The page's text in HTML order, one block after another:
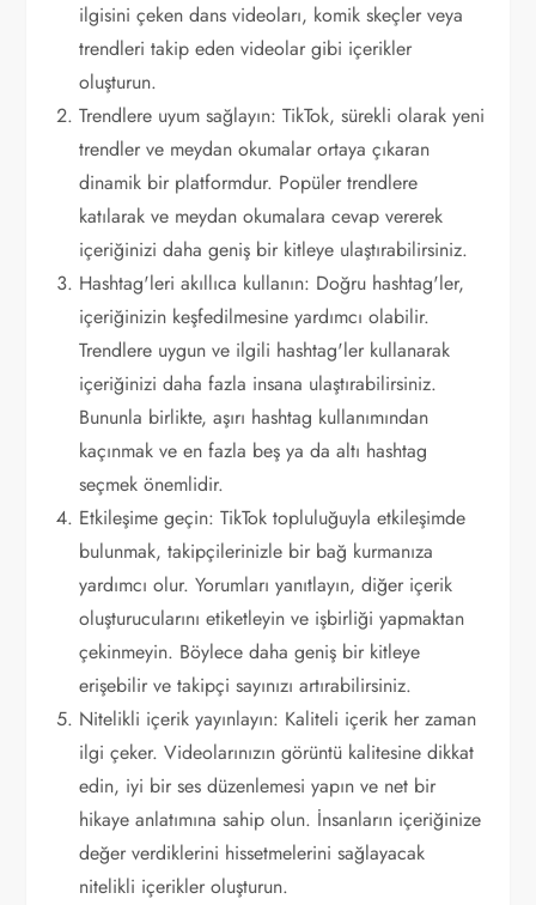
ilgisini çeken dans videoları, komik skeçler veya
trendleri takip eden videolar gibi içerikler
oluşturun.
Trendlere uyum sağlayın: TikTok, sürekli olarak yeni
trendler ve meydan okumalar ortaya çıkaran
dinamik bir platformdur. Popüler trendlere
katılarak ve meydan okumalara cevap vererek
içeriğinizi daha geniş bir kitleye ulaştırabilirsiniz.
Hashtag'leri akıllıca kullanın: Doğru hashtag'ler,
içeriğinizin keşfedilmesine yardımcı olabilir.
Trendlere uygun ve ilgili hashtag'ler kullanarak
içeriğinizi daha fazla insana ulaştırabilirsiniz.
Bununla birlikte, aşırı hashtag kullanımından
kaçınmak ve en fazla beş ya da altı hashtag
seçmek önemlidir.
Etkileşime geçin: TikTok topluluğuyla etkileşimde
bulunmak, takipçilerinizle bir bağ kurmanıza
yardımcı olur. Yorumları yanıtlayın, diğer içerik
oluşturucularını etiketleyin ve işbirliği yapmaktan
çekinmeyin. Böylece daha geniş bir kitleye
erişebilir ve takipçi sayınızı artırabilirsiniz.
Nitelikli içerik yayınlayın: Kaliteli içerik her zaman
ilgi çeker. Videolarınızın görüntü kalitesine dikkat
edin, iyi bir ses düzenlemesi yapın ve net bir
hikaye anlatımına sahip olun. İnsanların içeriğinize
değer verdiklerini hissetmelerini sağlayacak
nitelikli içerikler oluşturun.